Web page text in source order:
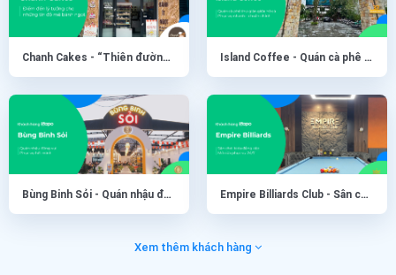
Chanh Cakes - “Thiên đường” bánh ít ngọt mới toanh có gì đặc biệt? Island Coffee - Quán cà phê thư giãn giữa lòng Phú Quốc
Bùng Binh Sỏi - Quán nhậu đông khách vẫn vận hành mượt nhờ quản lý thông minh Empire Billiards Club - Sân chơi đẳng cấp của giới cơ thủ tại Hà Nội
Xem thêm khách hàng